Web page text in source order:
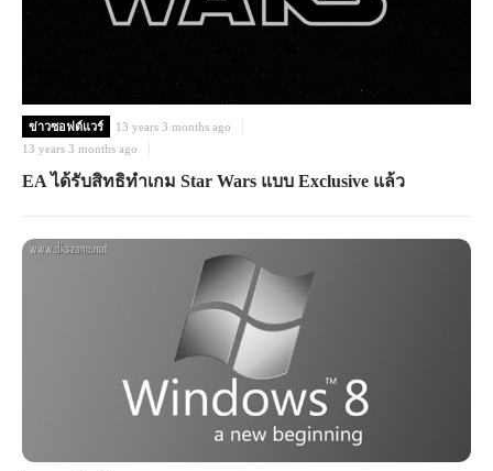
ข่าวซอฟต์แวร์
13 years 3 months ago
13 years 3 months ago
EA ได้รับสิทธิทำเกม Star Wars แบบ Exclusive แล้ว